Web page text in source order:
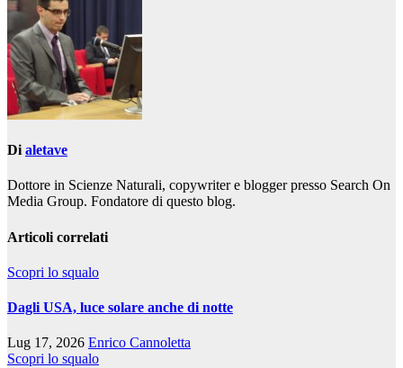
Di aletave
Dottore in Scienze Naturali, copywriter e blogger presso Search On
Media Group. Fondatore di questo blog.
Articoli correlati
Scopri lo squalo
Dagli USA, luce solare anche di notte
Lug 17, 2026 Enrico Cannoletta
Scopri lo squalo